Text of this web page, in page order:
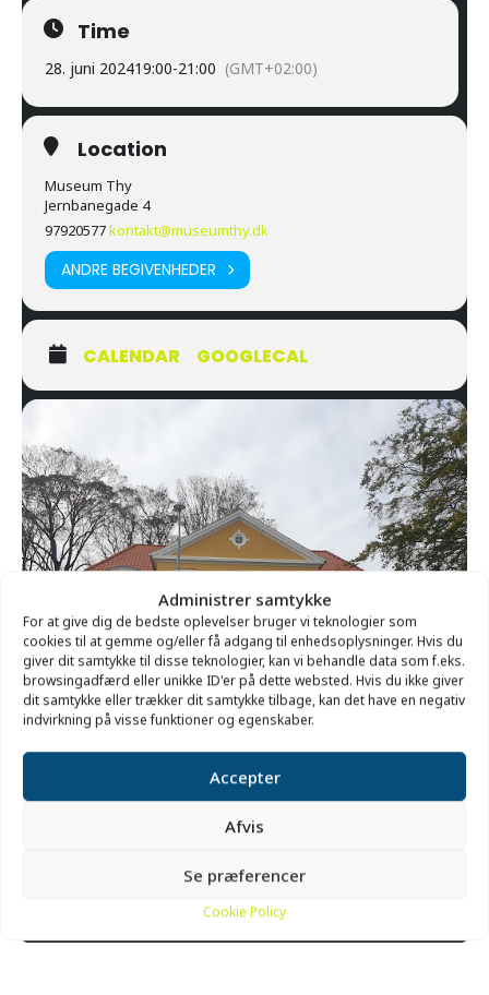
Administrer samtykke
For at give dig de bedste oplevelser bruger vi teknologier som
cookies til at gemme og/eller få adgang til enhedsoplysninger. Hvis du
giver dit samtykke til disse teknologier, kan vi behandle data som f.eks.
browsingadfærd eller unikke ID'er på dette websted. Hvis du ikke giver
dit samtykke eller trækker dit samtykke tilbage, kan det have en negativ
indvirkning på visse funktioner og egenskaber.
Accepter
Afvis
Se præferencer
Cookie Policy
Time
28. juni 202419:00-21:00 (GMT+02:00)
Location
Museum Thy
Jernbanegade 4
97920577kontakt@museumthy.dk
ANDRE BEGIVENHEDER
CALENDAR GOOGLECAL
Address - Bunkere omkring fyret 3
Destination Address - Bunkere